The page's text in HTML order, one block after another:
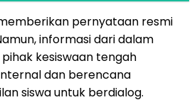
pernyataan resmi
informasi dari dalam
kesiswaan tengah
dan berencana
siswa untuk berdialog.